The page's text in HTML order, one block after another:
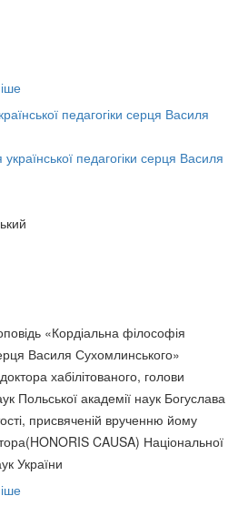
Хрестоматія, том 1
120 грн.
педагогіки серця Василя
«Кордіальна філософія
Василя Сухомлинського»
хабілітованого, голови
Польської академії наук Богуслава
присвяченій врученню йому
CAUSA) Національної
України